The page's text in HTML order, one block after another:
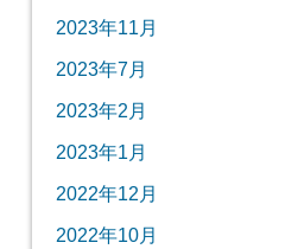
2023年11月
2023年7月
2023年2月
2023年1月
2022年12月
2022年10月